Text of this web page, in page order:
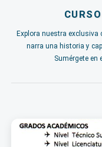
Explora nuestra exclusiva
narra una historia y
Sumérgete en